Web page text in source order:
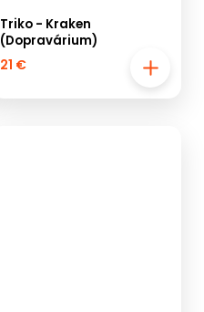
Triko - Kraken
(Dopravárium)
21 €